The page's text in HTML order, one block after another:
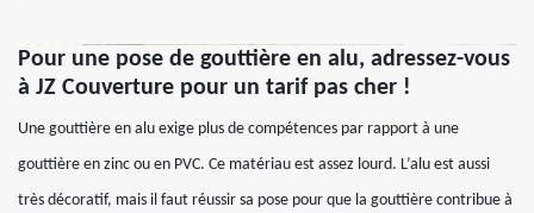
Pour une pose de gouttière en alu, adressez-vous
à JZ Couverture pour un tarif pas cher !
Une gouttière en alu exige plus de compétences par rapport à une
gouttière en zinc ou en PVC. Ce matériau est assez lourd. L’alu est aussi
très décoratif, mais il faut réussir sa pose pour que la gouttière contribue à